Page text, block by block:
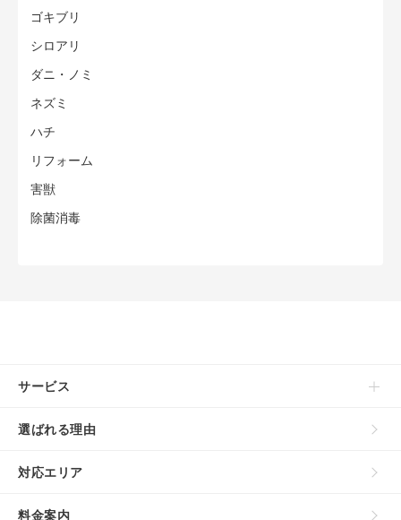
ゴキブリ
シロアリ
ダニ・ノミ
ネズミ
ハチ
リフォーム
害獣
除菌消毒
サービス
選ばれる理由
対応エリア
料金案内